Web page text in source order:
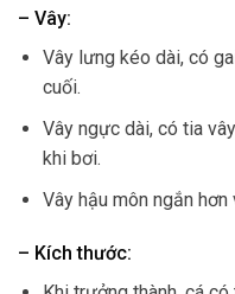
– Vây:
Vây lưng kéo dài, có
cuối.
Vây ngực dài, có tia
khi bơi.
Vây hậu môn ngắn
– Kích thước: